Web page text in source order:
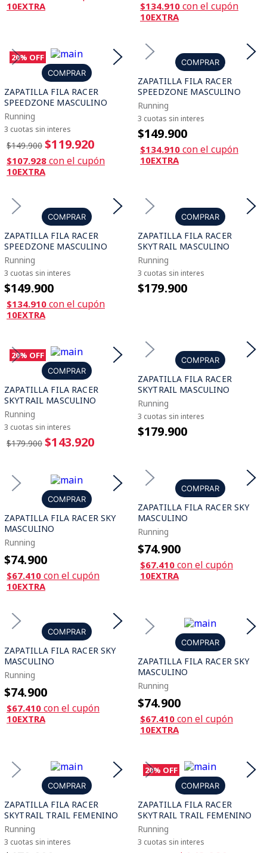
10EXTRA $134.910 con el cupón
10EXTRA
20% OFF
COMPRAR
ZAPATILLA FILA RACER
SPEEDZONE MASCULINO
Running
3 cuotas sin interes
$149.900 $119.920
$107.928 con el cupón
10EXTRA
COMPRAR
ZAPATILLA FILA RACER
SPEEDZONE MASCULINO
Running
3 cuotas sin interes
$149.900
$134.910 con el cupón
10EXTRA
COMPRAR
ZAPATILLA FILA RACER
SPEEDZONE MASCULINO
Running
3 cuotas sin interes
$149.900
$134.910 con el cupón
10EXTRA
COMPRAR
ZAPATILLA FILA RACER
SKYTRAIL MASCULINO
Running
3 cuotas sin interes
$179.900
20% OFF
COMPRAR
ZAPATILLA FILA RACER
SKYTRAIL MASCULINO
Running
3 cuotas sin interes
$179.900 $143.920
COMPRAR
ZAPATILLA FILA RACER
SKYTRAIL MASCULINO
Running
3 cuotas sin interes
$179.900
COMPRAR
ZAPATILLA FILA RACER SKY
MASCULINO
Running
$74.900
$67.410 con el cupón
10EXTRA
COMPRAR
ZAPATILLA FILA RACER SKY
MASCULINO
Running
$74.900
$67.410 con el cupón
10EXTRA
COMPRAR
ZAPATILLA FILA RACER SKY
MASCULINO
Running
$74.900
$67.410 con el cupón
10EXTRA
COMPRAR
ZAPATILLA FILA RACER SKY
MASCULINO
Running
$74.900
$67.410 con el cupón
10EXTRA
COMPRAR
ZAPATILLA FILA RACER
SKYTRAIL TRAIL FEMENINO
Running
3 cuotas sin interes
20% OFF
COMPRAR
ZAPATILLA FILA RACER
SKYTRAIL TRAIL FEMENINO
Running
3 cuotas sin interes